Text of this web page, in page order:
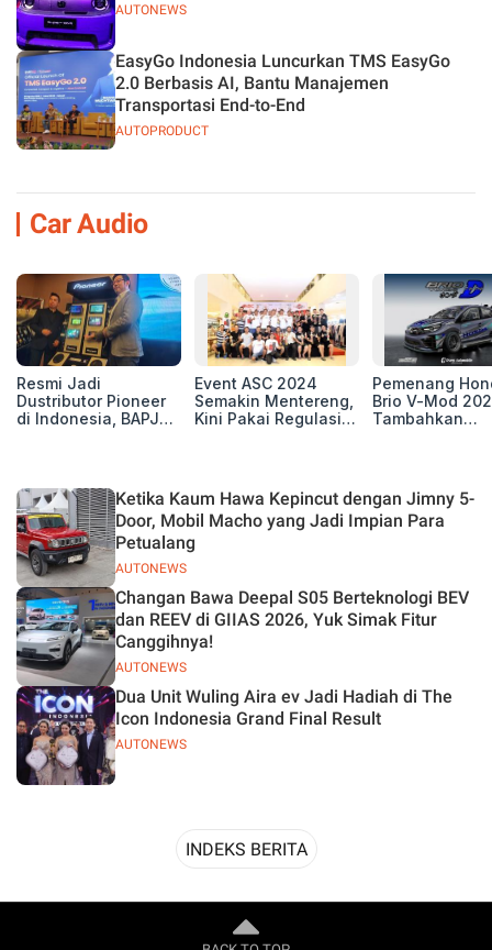
AUTONEWS
AUTOPRODUCT
EasyGo Indonesia Luncurkan TMS EasyGo
2.0 Berbasis AI, Bantu Manajemen
Transportasi End-to-End
Car Audio
Resmi Jadi
Dustributor Pioneer
di Indonesia, BAPJ
Event ASC 2024
Semakin Mentereng,
Kini Pakai Regulasi
Pemenang
Brio V-Mod
Tambahkan
AUTONEWS
Ketika Kaum Hawa Kepincut dengan Jimny 5-
Door, Mobil Macho yang Jadi Impian Para
Petualang
AUTONEWS
Changan Bawa Deepal S05 Berteknologi BEV
dan REEV di GIIAS 2026, Yuk Simak Fitur
Canggihnya!
AUTONEWS
Dua Unit Wuling Aira ev Jadi Hadiah di The
Icon Indonesia Grand Final Result
INDEKS BERITA